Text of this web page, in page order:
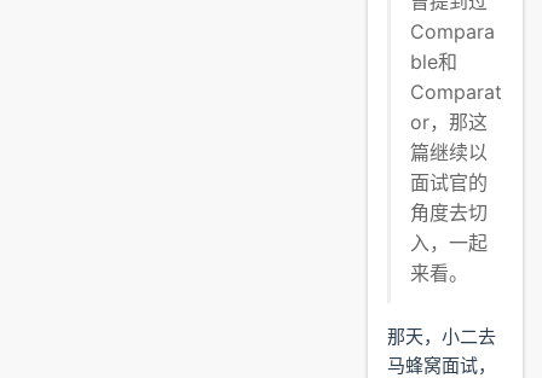
Compara
ble和
Comparat
or，那这
篇继续以
面试官的
角度去切
入，一起
来看。
那天，小二去
马蜂窝面试，